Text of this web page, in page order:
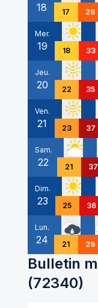
18 17 28
Mer.
19 18 33
Jeu.
20 22 35
Ven.
21 23 37
Sam.
22 21 37
Dim.
23 25 36
Lun.
24 21 29
Bulletin
(72340)